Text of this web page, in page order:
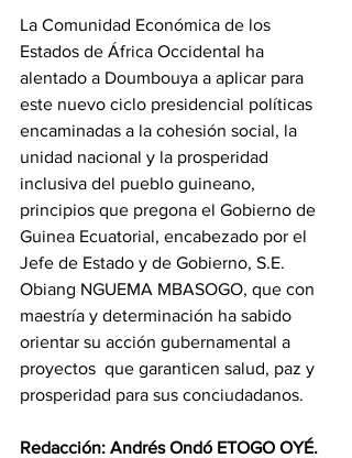
‎La Comunidad Económica de los
Estados de África Occidental ha
alentado a Doumbouya a aplicar para
este nuevo ciclo presidencial políticas
encaminadas a la cohesión social, la
unidad nacional y la prosperidad
inclusiva del pueblo guineano,
principios que pregona el Gobierno de
Guinea Ecuatorial, encabezado por el
Jefe de Estado y de Gobierno, S.E.
Obiang NGUEMA MBASOGO, que con
maestría y determinación ha sabido
orientar su acción gubernamental a
proyectos  que garanticen salud, paz y
prosperidad para sus conciudadanos.
‎Redacción: Andrés Ondó ETOGO OYÉ.